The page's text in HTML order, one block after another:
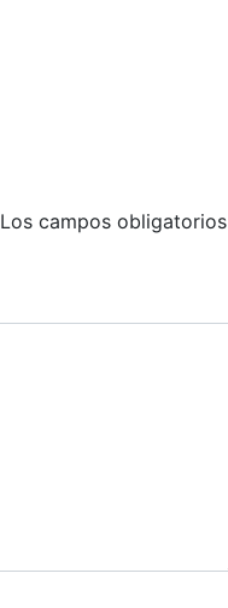
Los campos obligatorios